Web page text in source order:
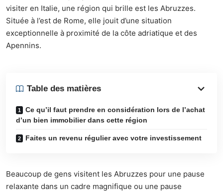
visiter en Italie, une région qui brille est les Abruzzes.
Située à l’est de Rome, elle jouit d’une situation
exceptionnelle à proximité de la côte adriatique et des
Apennins.
Table des matières
Ce qu’il faut prendre en considération lors de l’achat
d’un bien immobilier dans cette région
Faites un revenu régulier avec votre investissement
Beaucoup de gens visitent les Abruzzes pour une pause
relaxante dans un cadre magnifique ou une pause